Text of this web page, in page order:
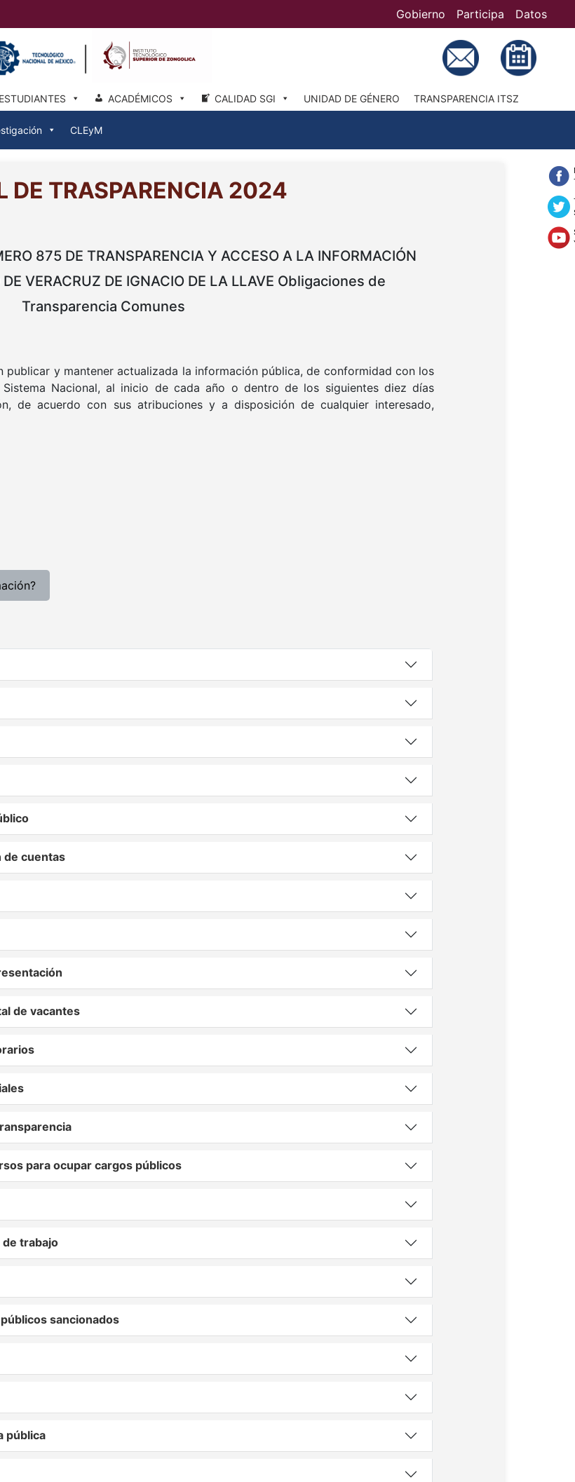
Gobierno Participa Datos
ESTUDIANTES ACADÉMICOS CALIDAD SGI UNIDAD DE GÉNERO TRANSPARENCIA ITSZ
CLEyM
DE TRASPARENCIA 2024
875 DE TRANSPARENCIA Y ACCESO A LA INFORMACIÓN
DE VERACRUZ DE IGNACIO DE LA LLAVE Obligaciones de
Transparencia Comunes
publicar y mantener actualizada la información pública, de conformidad con los
Nacional, al inicio de cada año o dentro de los siguientes diez días
de acuerdo con sus atribuciones y a disposición de cualquier interesado,
de cuentas
de vacantes
para ocupar cargos públicos
de trabajo
sancionados
pública